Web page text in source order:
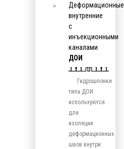
Деформационные
внутренние
с
инъекционными
каналами
ДОИ
Гидрошпонки
типа ДОИ
используются
для
изоляции
деформационных
швов внутри